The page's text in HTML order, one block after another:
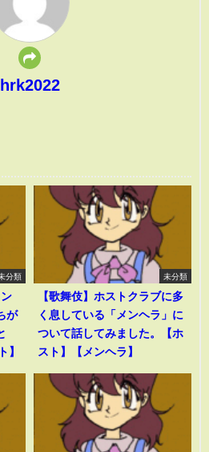
hrk2022
分類
が
】
未分類
【歌舞伎】ホストクラブに多
く息している「メンヘラ」に
ついて話してみました。【ホ
スト】【メンヘラ】